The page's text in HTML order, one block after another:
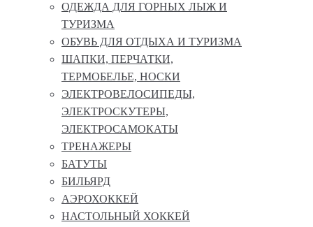
ОДЕЖДА ДЛЯ ГОРНЫХ ЛЫЖ И
ТУРИЗМА
ОБУВЬ ДЛЯ ОТДЫХА И ТУРИЗМА
ШАПКИ, ПЕРЧАТКИ,
ТЕРМОБЕЛЬЕ, НОСКИ
ЭЛЕКТРОВЕЛОСИПЕДЫ,
ЭЛЕКТРОСКУТЕРЫ,
ЭЛЕКТРОСАМОКАТЫ
ТРЕНАЖЕРЫ
БАТУТЫ
БИЛЬЯРД
АЭРОХОККЕЙ
НАСТОЛЬНЫЙ ХОККЕЙ